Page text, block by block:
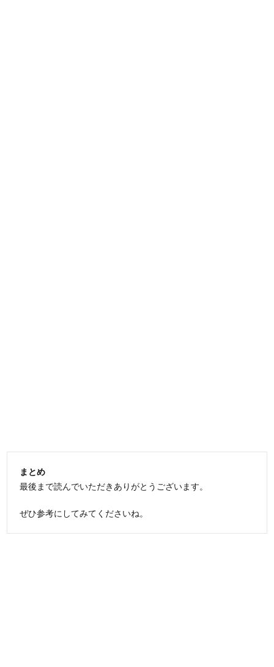
まとめ
最後まで読んでいただきありがとうございます。
ぜひ参考にしてみてくださいね。